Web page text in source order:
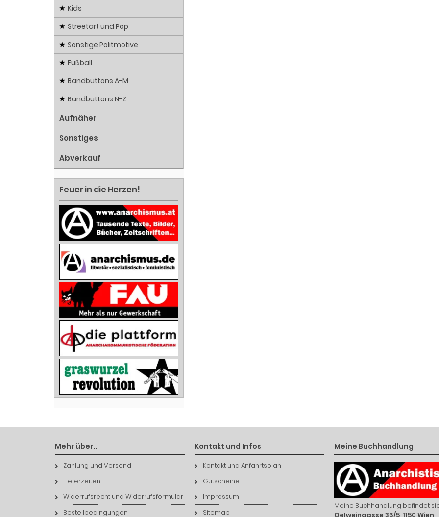
Kids
Streetart und Pop
Sonstige Politmotive
Fußball
Bandbuttons A-M
Bandbuttons N-Z
Aufnäher
Sonstiges
Abverkauf
Feuer in die Herzen!
Mehr über...
Zahlung und Versand
Lieferzeiten
Widerrufsrecht und Widerrufsformular
Bestellbedingungen
Kontakt und Infos
Kontakt und Anfahrtsplan
Gutscheine
Impressum
Sitemap
Meine Buchhandlung
Meine Buchhandlung befindet
Oelweingasse 36/5, 1150 Wien-